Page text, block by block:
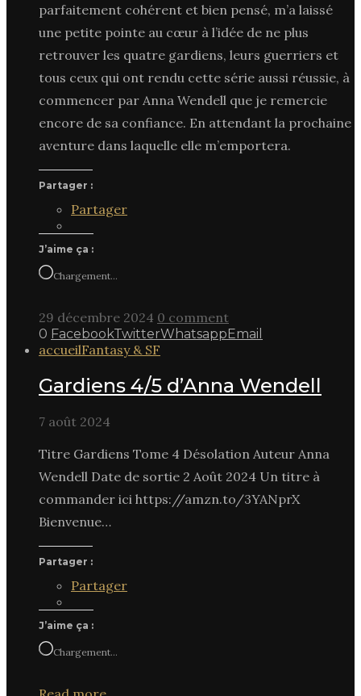
parfaitement cohérent et bien pensé, m’a laissé
une petite pointe au cœur à l’idée de ne plus
retrouver les quatre gardiens, leurs guerriers et
tous ceux qui ont rendu cette série aussi réussie, à
commencer par Anna Wendell que je remercie
encore de sa confiance. En attendant la prochaine
aventure dans laquelle elle m’emportera.
Partager :
Partager
J’aime ça :
Chargement…
29 décembre 2024 0 comment
0 FacebookTwitterWhatsappEmail
accueilFantasy & SF
Gardiens 4/5 d’Anna Wendell
7 août 2024
Titre Gardiens Tome 4 Désolation Auteur Anna
Wendell Date de sortie 2 Août 2024 Un titre à
commander ici https://amzn.to/3YANprX
Bienvenue…
Partager :
Partager
J’aime ça :
Chargement…